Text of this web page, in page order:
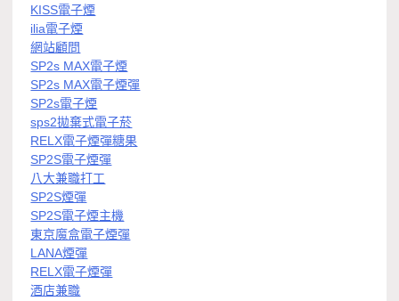
KISS電子煙
ilia電子煙
網站顧問
SP2s MAX電子煙
SP2s MAX電子煙彈
SP2s電子煙
sps2拋棄式電子菸
RELX電子煙彈糖果
SP2S電子煙彈
八大兼職打工
SP2S煙彈
SP2S電子煙主機
東京魔盒電子煙彈
LANA煙彈
RELX電子煙彈
酒店兼職